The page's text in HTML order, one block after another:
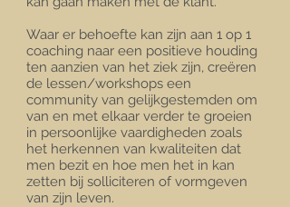
Waar er behoefte kan zijn aan 1 op 1
coaching naar een positieve houding​ ​
ten aanzien van het ziek zijn, creëren
de lessen/workshops een
community van gelijkgestemden om
van en met elkaar verder te groeien
in persoonlijke vaardigheden zoals
het herkennen van kwaliteiten dat
men bezit en hoe men het in kan
zetten bij solliciteren of vormgeven
van zijn leven.